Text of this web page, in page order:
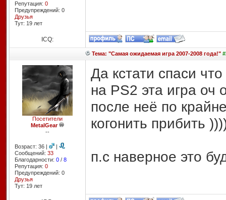
Репутация: 0
Предупреждений: 0
Друзья
Тут: 19 лет
ICQ:
Тема: "Самая ожидаемая игра 2007-2008 года!"
Посетители
MetalGear
--
Возраст: 36 |
|
Сообщений: 33
Благодарности: 0/ 8
Репутация: 0
Предупреждений: 0
Друзья
Тут: 19 лет
Да кстати спаси
на PS2 эта игра оч
после неё по
когонить прибить
п.с наверное это